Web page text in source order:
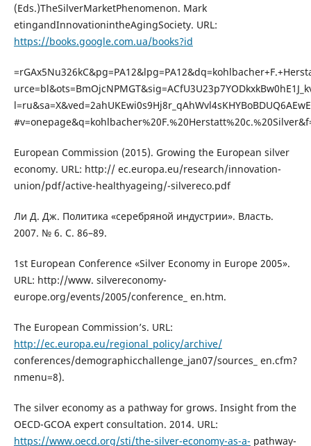
(Eds.)TheSilverMarketPhenomenon. Mark
etingandInnovationintheAgingSociety. URL:
https://books.google.com.ua/books?id
European Commission (2015). Growing the European silver
economy. URL: http:// ec.europa.eu/research/innovation-
union/pdf/active-healthyageing/-silvereco.pdf
Ли Д. Дж. Политика «серебряной индустрии». Власть.
2007. № 6. С. 86–89.
1st European Conference «Silver Economy in Europe 2005».
URL: http://www. silvereconomy-
europe.org/events/2005/conference_ en.htm.
The European Commission’s. URL:
http://ec.europa.eu/regional_policy/archive/
conferences/demographicchallenge_jan07/sources_ en.cfm?
nmenu=8).
The silver economy as a pathway for grows. Insight from the
OECD-GCOA expert consultation. 2014. URL:
https://www.oecd.org/sti/the-silver-economy-as-a- pathway-